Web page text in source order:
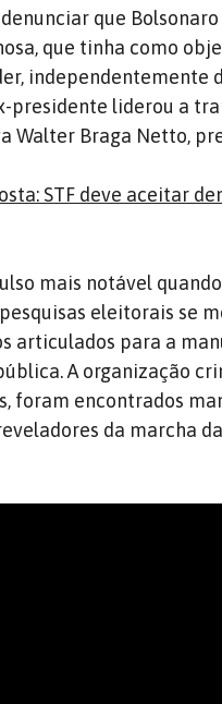
que
que tinha como
independentemente
presidente liderou a
Walter Braga Netto,
STF deve aceitar
mais notável
eleitorais se
articulados para a
A organização
foram encontrados
da marcha